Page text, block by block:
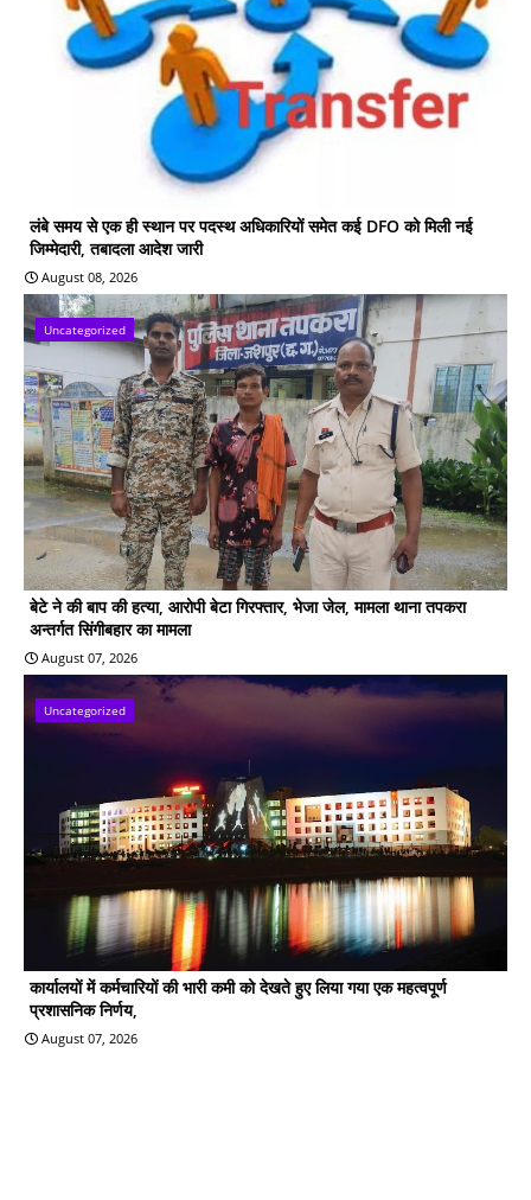
लंबे समय से एक ही स्थान पर पदस्थ अधिकारियों समेत कई DFO को मिली नई
जिम्मेदारी, तबादला आदेश जारी
August 08, 2026
Uncategorized
बेटे ने की बाप की हत्या, आरोपी बेटा गिरफ्तार, भेजा जेल, मामला थाना तपकरा
अन्तर्गत सिंगीबहार का मामला
August 07, 2026
Uncategorized
कार्यालयों में कर्मचारियों की भारी कमी को देखते हुए लिया गया एक महत्वपूर्ण
प्रशासनिक निर्णय,
August 07, 2026